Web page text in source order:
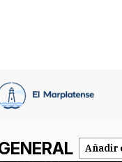
Añadir